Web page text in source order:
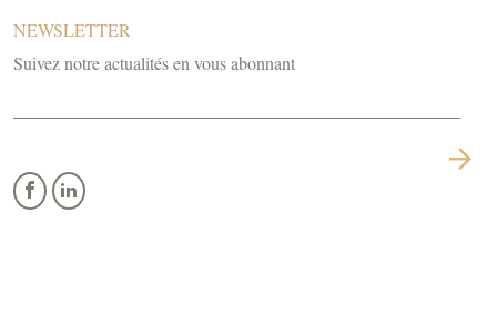
NEWSLETTER
Suivez notre actualités en vous abonnant